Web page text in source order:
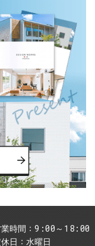
時間 9:00～18:00
日 水曜日